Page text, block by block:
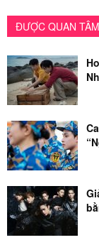
ĐƯỢC QUAN